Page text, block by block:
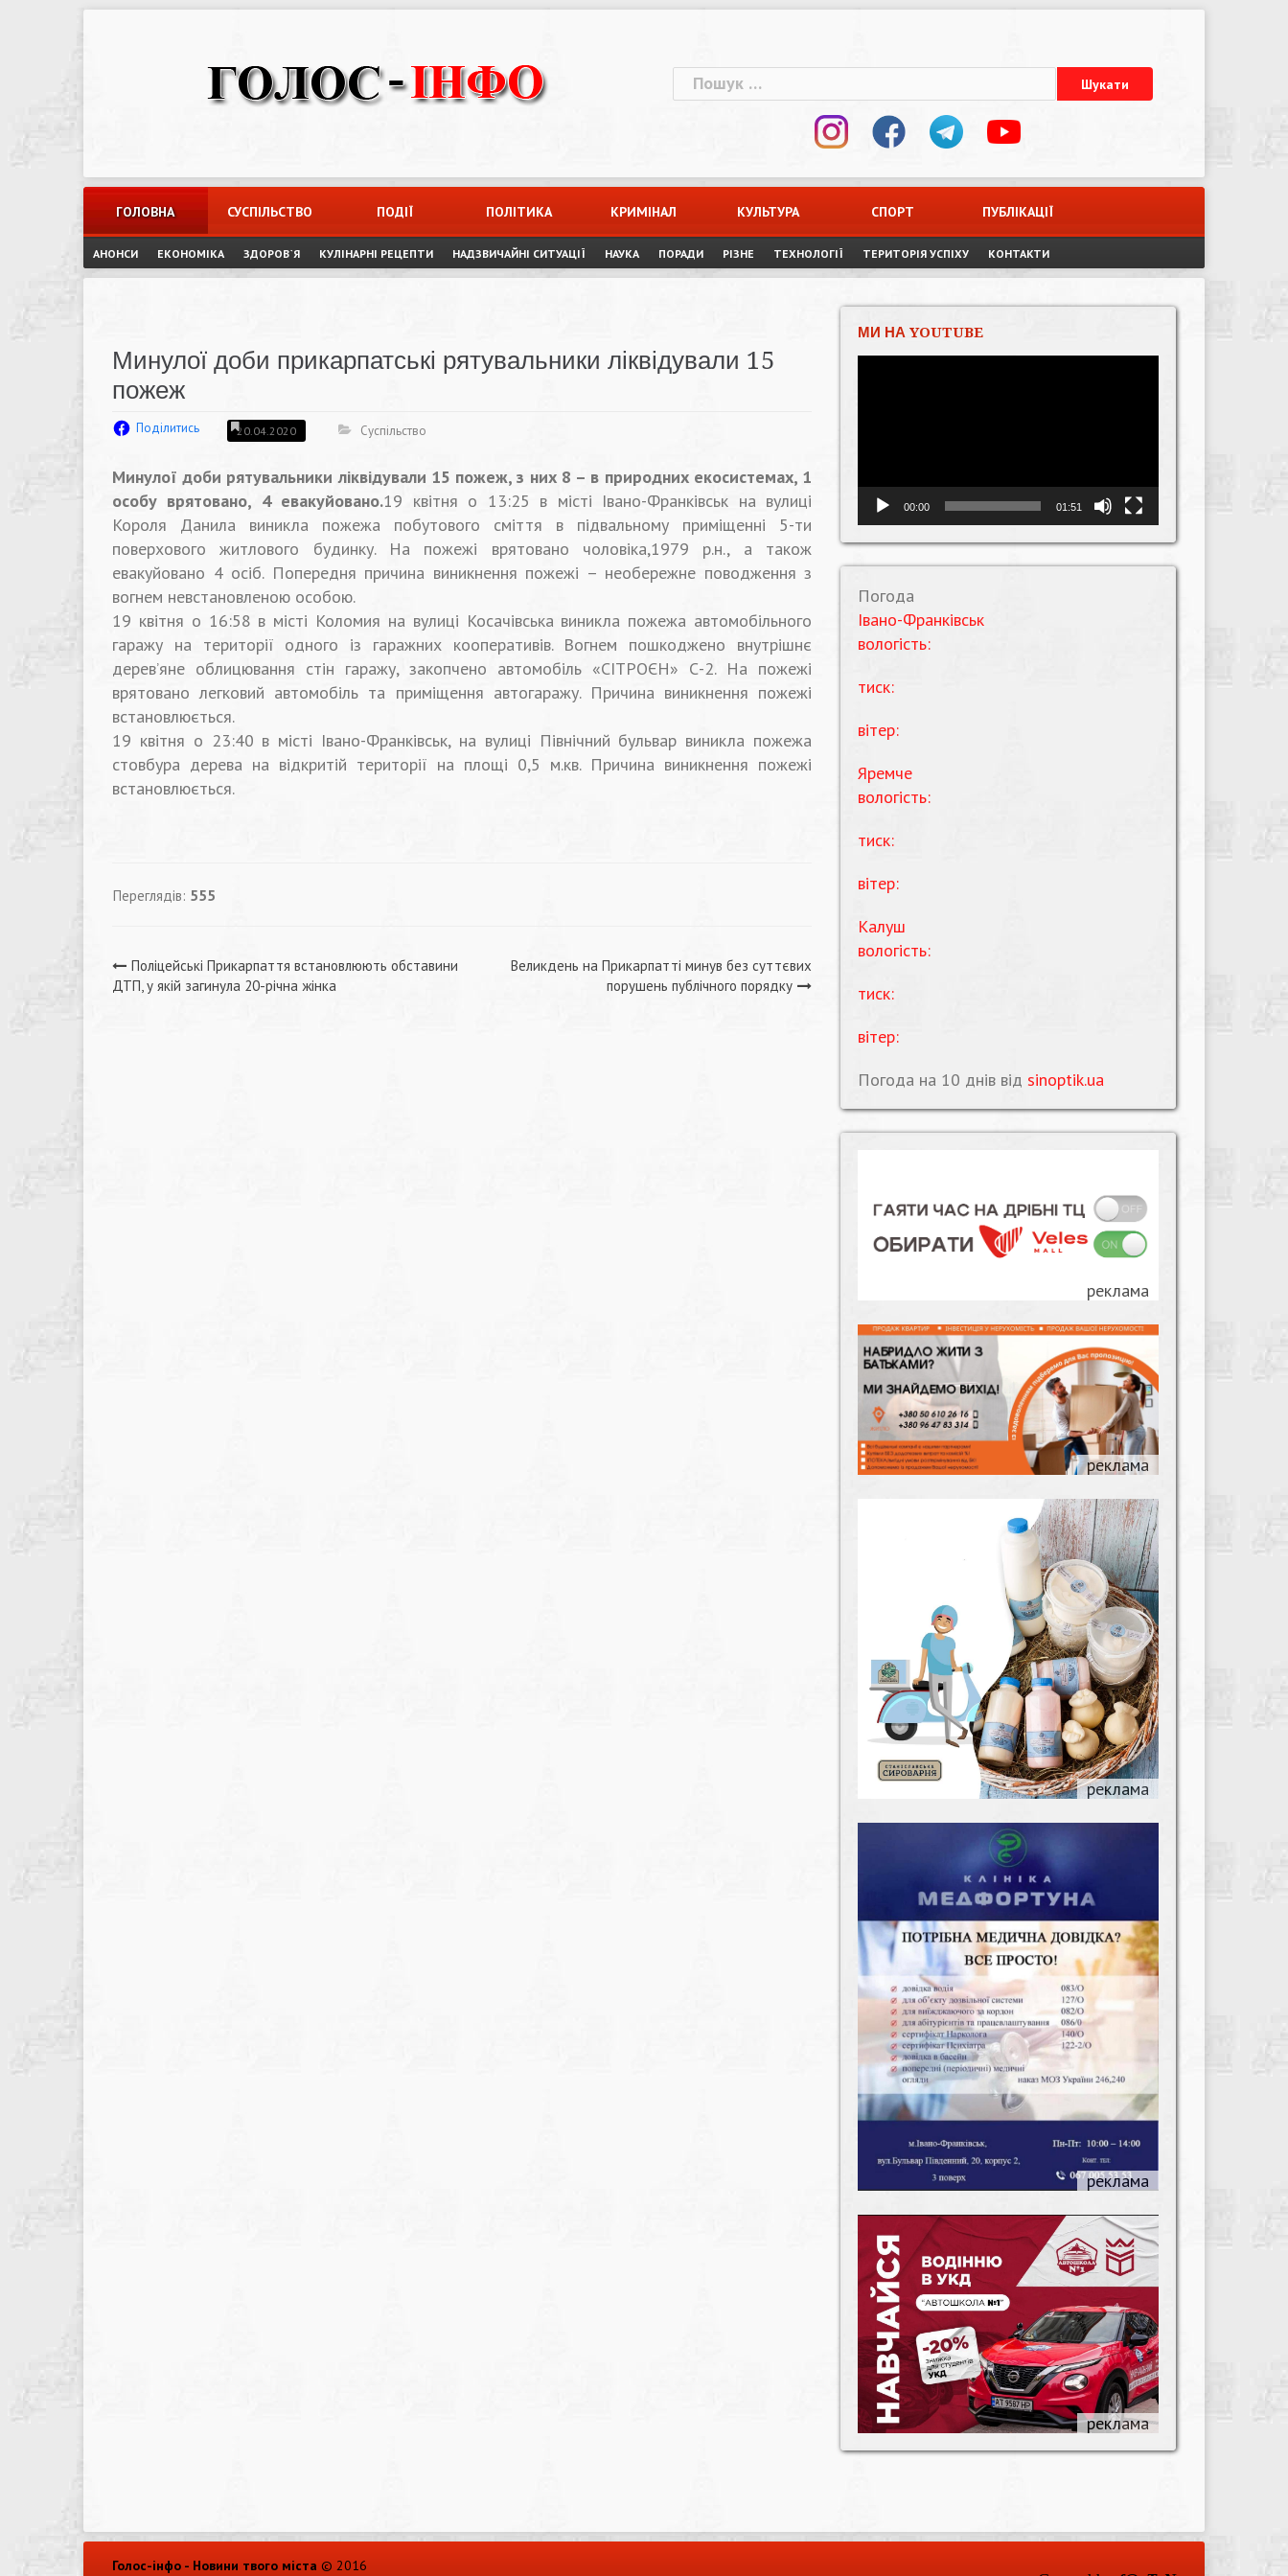
Пошук:
ГОЛОВНА СУСПІЛЬСТВО ПОДІЇ ПОЛІТИКА КРИМІНАЛ КУЛЬТУРА СПОРТ ПУБЛІКАЦІЇ
АНОНСИ ЕКОНОМІКА ЗДОРОВ`Я КУЛІНАРНІ РЕЦЕПТИ НАДЗВИЧАЙНІ СИТУАЦІЇ НАУКА ПОРАДИ РІЗНЕ ТЕХНОЛОГІЇ ТЕРИТОРІЯ УСПІХУ КОНТАКТИ
Минулої доби прикарпатські рятувальники ліквідували 15
пожеж
Поділитись 20.04.2020 Суспільство
Минулої доби рятувальники ліквідували 15 пожеж, з них 8 – в природних екосистемах, 1
особу врятовано, 4 евакуйовано.19 квітня о 13:25 в місті Івано-Франківськ на вулиці
Короля Данила виникла пожежа побутового сміття в підвальному приміщенні 5-ти
поверхового житлового будинку. На пожежі врятовано чоловіка,1979 р.н., а також
евакуйовано 4 осіб. Попередня причина виникнення пожежі – необережне поводження з
вогнем невстановленою особою.
19 квітня о 16:58 в місті Коломия на вулиці Косачівська виникла пожежа автомобільного
гаражу на території одного із гаражних кооперативів. Вогнем пошкоджено внутрішнє
дерев’яне облицювання стін гаражу, закопчено автомобіль «СІТРОЄН» С-2. На пожежі
врятовано легковий автомобіль та приміщення автогаражу. Причина виникнення пожежі
встановлюється.
19 квітня о 23:40 в місті Івано-Франківськ, на вулиці Північний бульвар виникла пожежа
стовбура дерева на відкритій території на площі 0,5 м.кв. Причина виникнення пожежі
встановлюється.
Переглядів: 555
Навігація
Поліцейські Прикарпаття встановлюють обставини
ДТП, у якій загинула 20-річна жінка
Великдень на Прикарпатті минув без суттєвих
порушень публічного порядку
МИ НА YOUTUBE
00:00 01:51
Погода
Івано-Франківськ
вологість:
тиск:
вітер:
Яремче
вологість:
тиск:
вітер:
Калуш
вологість:
тиск:
вітер:
Погода на 10 днів від sinoptik.ua
Голос-інфо - Новини твого міста © 2016